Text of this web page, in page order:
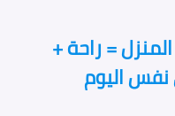
= راحة +
اليوم